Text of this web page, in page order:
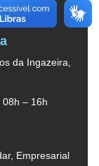
08h – 16h
da Ingazeira,
08h – 16h
Empresarial